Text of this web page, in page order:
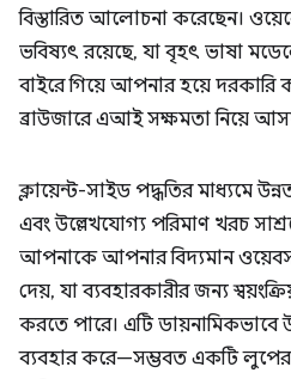
বিস্তারিত আলোচনা করেছেন।
ভবিষ্যৎ রয়েছে, যা বৃহৎ ভাষা
বাইরে গিয়ে আপনার হয়ে দরকারি
ব্রাউজারে এআই সক্ষমতা নিয়ে
ক্লায়েন্ট-সাইড পদ্ধতির মাধ্যমে
এবং উল্লেখযোগ্য পরিমাণ খরচ
আপনাকে আপনার বিদ্যমান
দেয়, যা ব্যবহারকারীর জন্য
করতে পারে। এটি
ব্যবহার করে—সম্ভবত একটি